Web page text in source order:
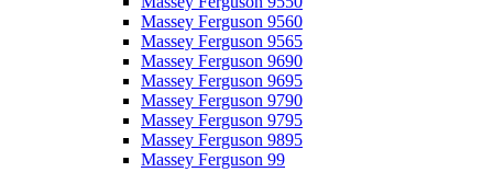
Massey Ferguson 9560
Massey Ferguson 9565
Massey Ferguson 9690
Massey Ferguson 9695
Massey Ferguson 9790
Massey Ferguson 9795
Massey Ferguson 9895
Massey Ferguson 99